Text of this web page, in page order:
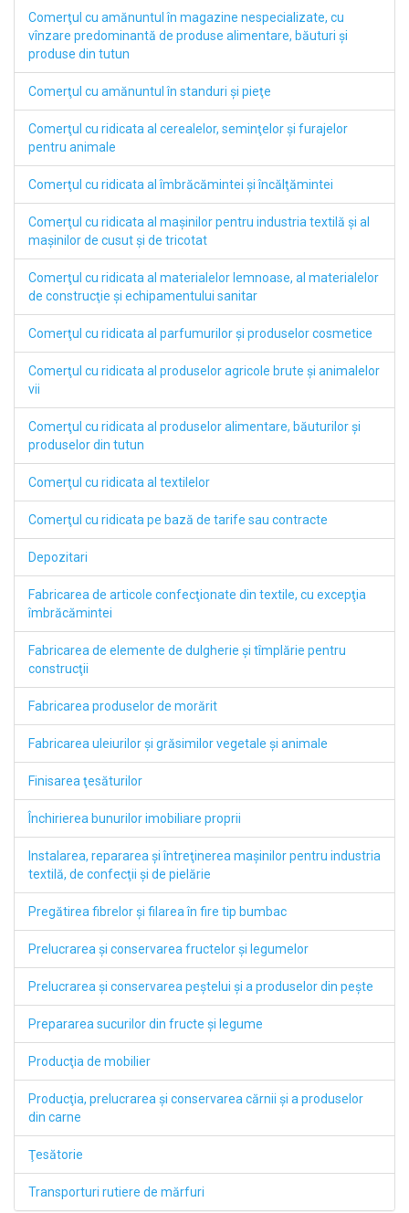
Comerţul cu amănuntul în magazine nespecializate, cu
vînzare predominantă de produse alimentare, băuturi şi
produse din tutun
Comerţul cu amănuntul în standuri şi pieţe
Comerţul cu ridicata al cerealelor, seminţelor şi furajelor
pentru animale
Comerţul cu ridicata al îmbrăcămintei şi încălţămintei
Comerţul cu ridicata al maşinilor pentru industria textilă şi al
maşinilor de cusut şi de tricotat
Comerţul cu ridicata al materialelor lemnoase, al materialelor
de construcţie şi echipamentului sanitar
Comerţul cu ridicata al parfumurilor şi produselor cosmetice
Comerţul cu ridicata al produselor agricole brute şi animalelor
vii
Comerţul cu ridicata al produselor alimentare, băuturilor şi
produselor din tutun
Comerţul cu ridicata al textilelor
Comerţul cu ridicata pe bază de tarife sau contracte
Depozitari
Fabricarea de articole confecţionate din textile, cu excepţia
îmbrăcămintei
Fabricarea de elemente de dulgherie şi tîmplărie pentru
construcţii
Fabricarea produselor de morărit
Fabricarea uleiurilor şi grăsimilor vegetale şi animale
Finisarea ţesăturilor
Închirierea bunurilor imobiliare proprii
Instalarea, repararea şi întreţinerea maşinilor pentru industria
textilă, de confecţii şi de pielărie
Pregătirea fibrelor şi filarea în fire tip bumbac
Prelucrarea şi conservarea fructelor şi legumelor
Prelucrarea şi conservarea peştelui şi a produselor din peşte
Prepararea sucurilor din fructe şi legume
Producţia de mobilier
Producţia, prelucrarea şi conservarea cărnii şi a produselor
din carne
Ţesătorie
Transporturi rutiere de mărfuri